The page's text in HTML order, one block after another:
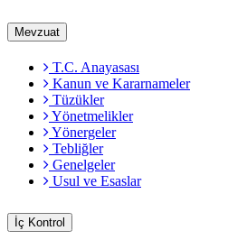
Mevzuat
T.C. Anayasası
Kanun ve Kararnameler
Tüzükler
Yönetmelikler
Yönergeler
Tebliğler
Genelgeler
Usul ve Esaslar
İç Kontrol